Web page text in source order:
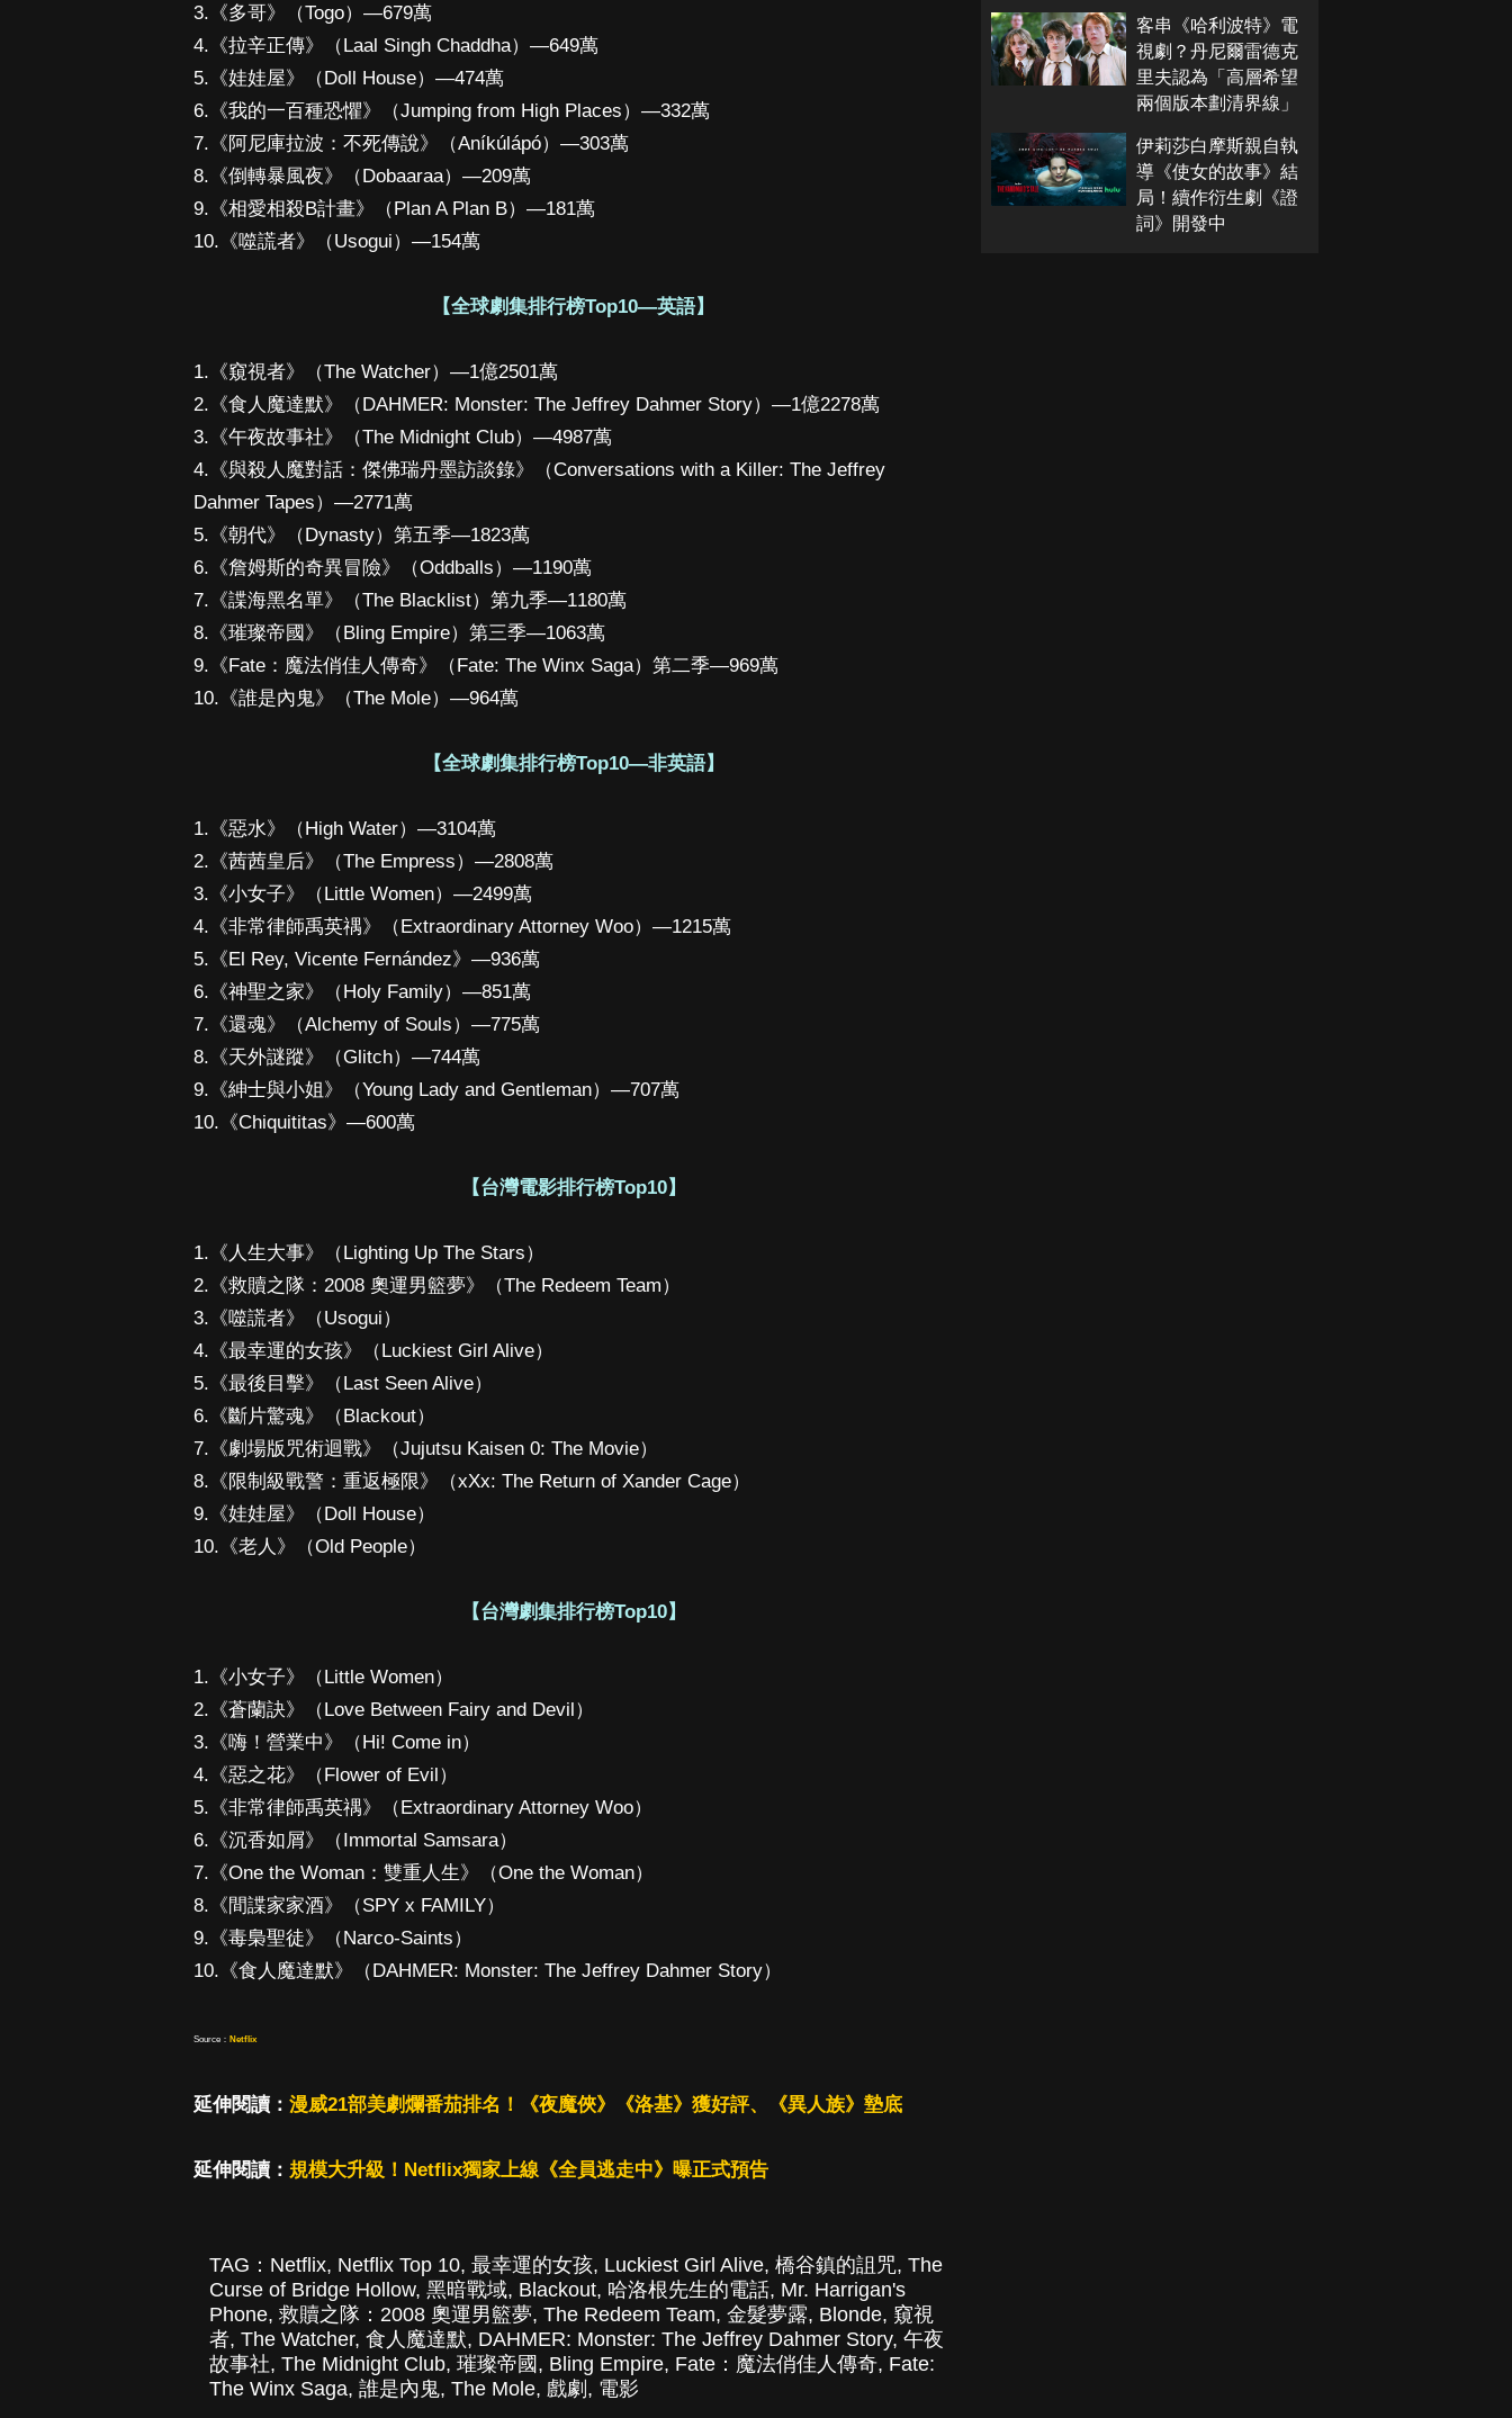
3.《多哥》（Togo）—679萬
4.《拉辛正傳》（Laal Singh Chaddha）—649萬
5.《娃娃屋》（Doll House）—474萬
6.《我的一百種恐懼》（Jumping from High Places）—332萬
7.《阿尼庫拉波：不死傳說》（Aníkúlápó）—303萬
8.《倒轉暴風夜》（Dobaaraa）—209萬
9.《相愛相殺B計畫》（Plan A Plan B）—181萬
10.《噬謊者》（Usogui）—154萬
【全球劇集排行榜Top10—英語】
1.《窺視者》（The Watcher）—1億2501萬
2.《食人魔達默》（DAHMER: Monster: The Jeffrey Dahmer Story）—1億2278萬
3.《午夜故事社》（The Midnight Club）—4987萬
4.《與殺人魔對話：傑佛瑞丹墨訪談錄》（Conversations with a Killer: The Jeffrey
Dahmer Tapes）—2771萬
5.《朝代》（Dynasty）第五季—1823萬
6.《詹姆斯的奇異冒險》（Oddballs）—1190萬
7.《諜海黑名單》（The Blacklist）第九季—1180萬
8.《璀璨帝國》（Bling Empire）第三季—1063萬
9.《Fate：魔法俏佳人傳奇》（Fate: The Winx Saga）第二季—969萬
10.《誰是內鬼》（The Mole）—964萬
【全球劇集排行榜Top10—非英語】
1.《惡水》（High Water）—3104萬
2.《茜茜皇后》（The Empress）—2808萬
3.《小女子》（Little Women）—2499萬
4.《非常律師禹英禑》（Extraordinary Attorney Woo）—1215萬
5.《El Rey, Vicente Fernández》—936萬
6.《神聖之家》（Holy Family）—851萬
7.《還魂》（Alchemy of Souls）—775萬
8.《天外謎蹤》（Glitch）—744萬
9.《紳士與小姐》（Young Lady and Gentleman）—707萬
10.《Chiquititas》—600萬
【台灣電影排行榜Top10】
1.《人生大事》（Lighting Up The Stars）
2.《救贖之隊：2008 奧運男籃夢》（The Redeem Team）
3.《噬謊者》（Usogui）
4.《最幸運的女孩》（Luckiest Girl Alive）
5.《最後目擊》（Last Seen Alive）
6.《斷片驚魂》（Blackout）
7.《劇場版咒術迴戰》（Jujutsu Kaisen 0: The Movie）
8.《限制級戰警：重返極限》（xXx: The Return of Xander Cage）
9.《娃娃屋》（Doll House）
10.《老人》（Old People）
【台灣劇集排行榜Top10】
1.《小女子》（Little Women）
2.《蒼蘭訣》（Love Between Fairy and Devil）
3.《嗨！營業中》（Hi! Come in）
4.《惡之花》（Flower of Evil）
5.《非常律師禹英禑》（Extraordinary Attorney Woo）
6.《沉香如屑》（Immortal Samsara）
7.《One the Woman：雙重人生》（One the Woman）
8.《間諜家家酒》（SPY x FAMILY）
9.《毒梟聖徒》（Narco-Saints）
10.《食人魔達默》（DAHMER: Monster: The Jeffrey Dahmer Story）
Source： Netflix
延伸閱讀： 漫威21部美劇爛番茄排名！《夜魔俠》《洛基》獲好評、《異人族》墊底
延伸閱讀： 規模大升級！Netflix獨家上線《全員逃走中》曝正式預告
TAG： Netflix, Netflix Top 10, 最幸運的女孩, Luckiest Girl Alive, 橋谷鎮的詛咒, The
Curse of Bridge Hollow, 黑暗戰域, Blackout, 哈洛根先生的電話, Mr. Harrigan's
Phone, 救贖之隊：2008 奧運男籃夢, The Redeem Team, 金髮夢露, Blonde, 窺視
者, The Watcher, 食人魔達默, DAHMER: Monster: The Jeffrey Dahmer Story, 午夜
故事社, The Midnight Club, 璀璨帝國 , Bling Empire, Fate：魔法俏佳人傳奇, Fate:
The Winx Saga, 誰是內鬼, The Mole, 戲劇 , 電影
客串《哈利波特》電
視劇？丹尼爾雷德克
里夫認為「高層希望
兩個版本劃清界線」
伊莉莎白摩斯親自執
導《使女的故事》結
局！續作衍生劇《證
詞》開發中